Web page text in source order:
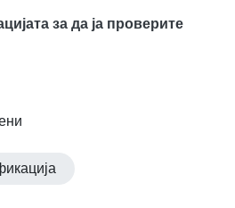
за да ја проверите